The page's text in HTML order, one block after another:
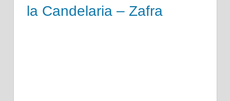
la Candelaria – Zafra